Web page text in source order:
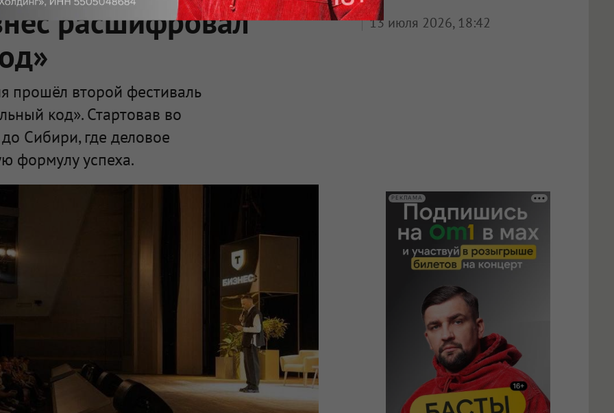
расшифровал
прошёл второй фестиваль
код». Стартовав во
Сибири, где деловое
формулу успеха.
13 июля 2026, 18:42
РЕКЛАМА